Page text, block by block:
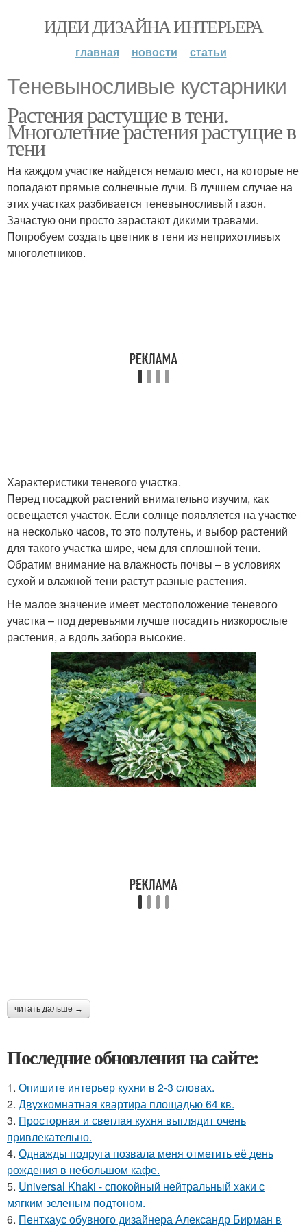
ИДЕИ ДИЗАЙНА ИНТЕРЬЕРА
главная новости статьи
Теневыносливые кустарники
Растения растущие в тени.
Многолетние растения растущие в
тени
На каждом участке найдется немало мест, на которые не
попадают прямые солнечные лучи. В лучшем случае на
этих участках разбивается теневыносливый газон.
Зачастую они просто зарастают дикими травами.
Попробуем создать цветник в тени из неприхотливых
многолетников.
Характеристики теневого участка.
Перед посадкой растений внимательно изучим, как
освещается участок. Если солнце появляется на участке
на несколько часов, то это полутень, и выбор растений
для такого участка шире, чем для сплошной тени.
Обратим внимание на влажность почвы – в условиях
сухой и влажной тени растут разные растения.
Не малое значение имеет местоположение теневого
участка – под деревьями лучше посадить низкорослые
растения, а вдоль забора высокие.
читать дальше →
Последние обновления на сайте:
1. Опишите интерьер кухни в 2-3 словах.
2. Двухкомнатная квартира площадью 64 кв.
3. Просторная и светлая кухня выглядит очень
привлекательно.
4. Однажды подруга позвала меня отметить её день
рождения в небольшом кафе.
5. Universal Khaki - спокойный нейтральный хаки с
мягким зеленым подтоном.
6. Пентхаус обувного дизайнера Александр Бирман в